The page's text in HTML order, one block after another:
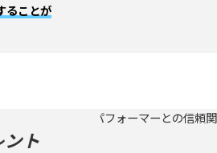
ることが
ト